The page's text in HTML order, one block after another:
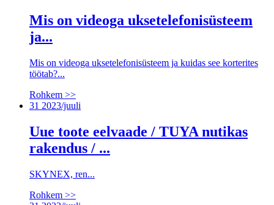
Mis on videoga uksetelefonisüsteem
ja...
Mis on videoga uksetelefonisüsteem ja kuidas see korterites
töötab?...
Rohkem >>
31 2023/juuli
Uue toote eelvaade / TUYA nutikas
rakendus / ...
SKYNEX, ren...
Rohkem >>